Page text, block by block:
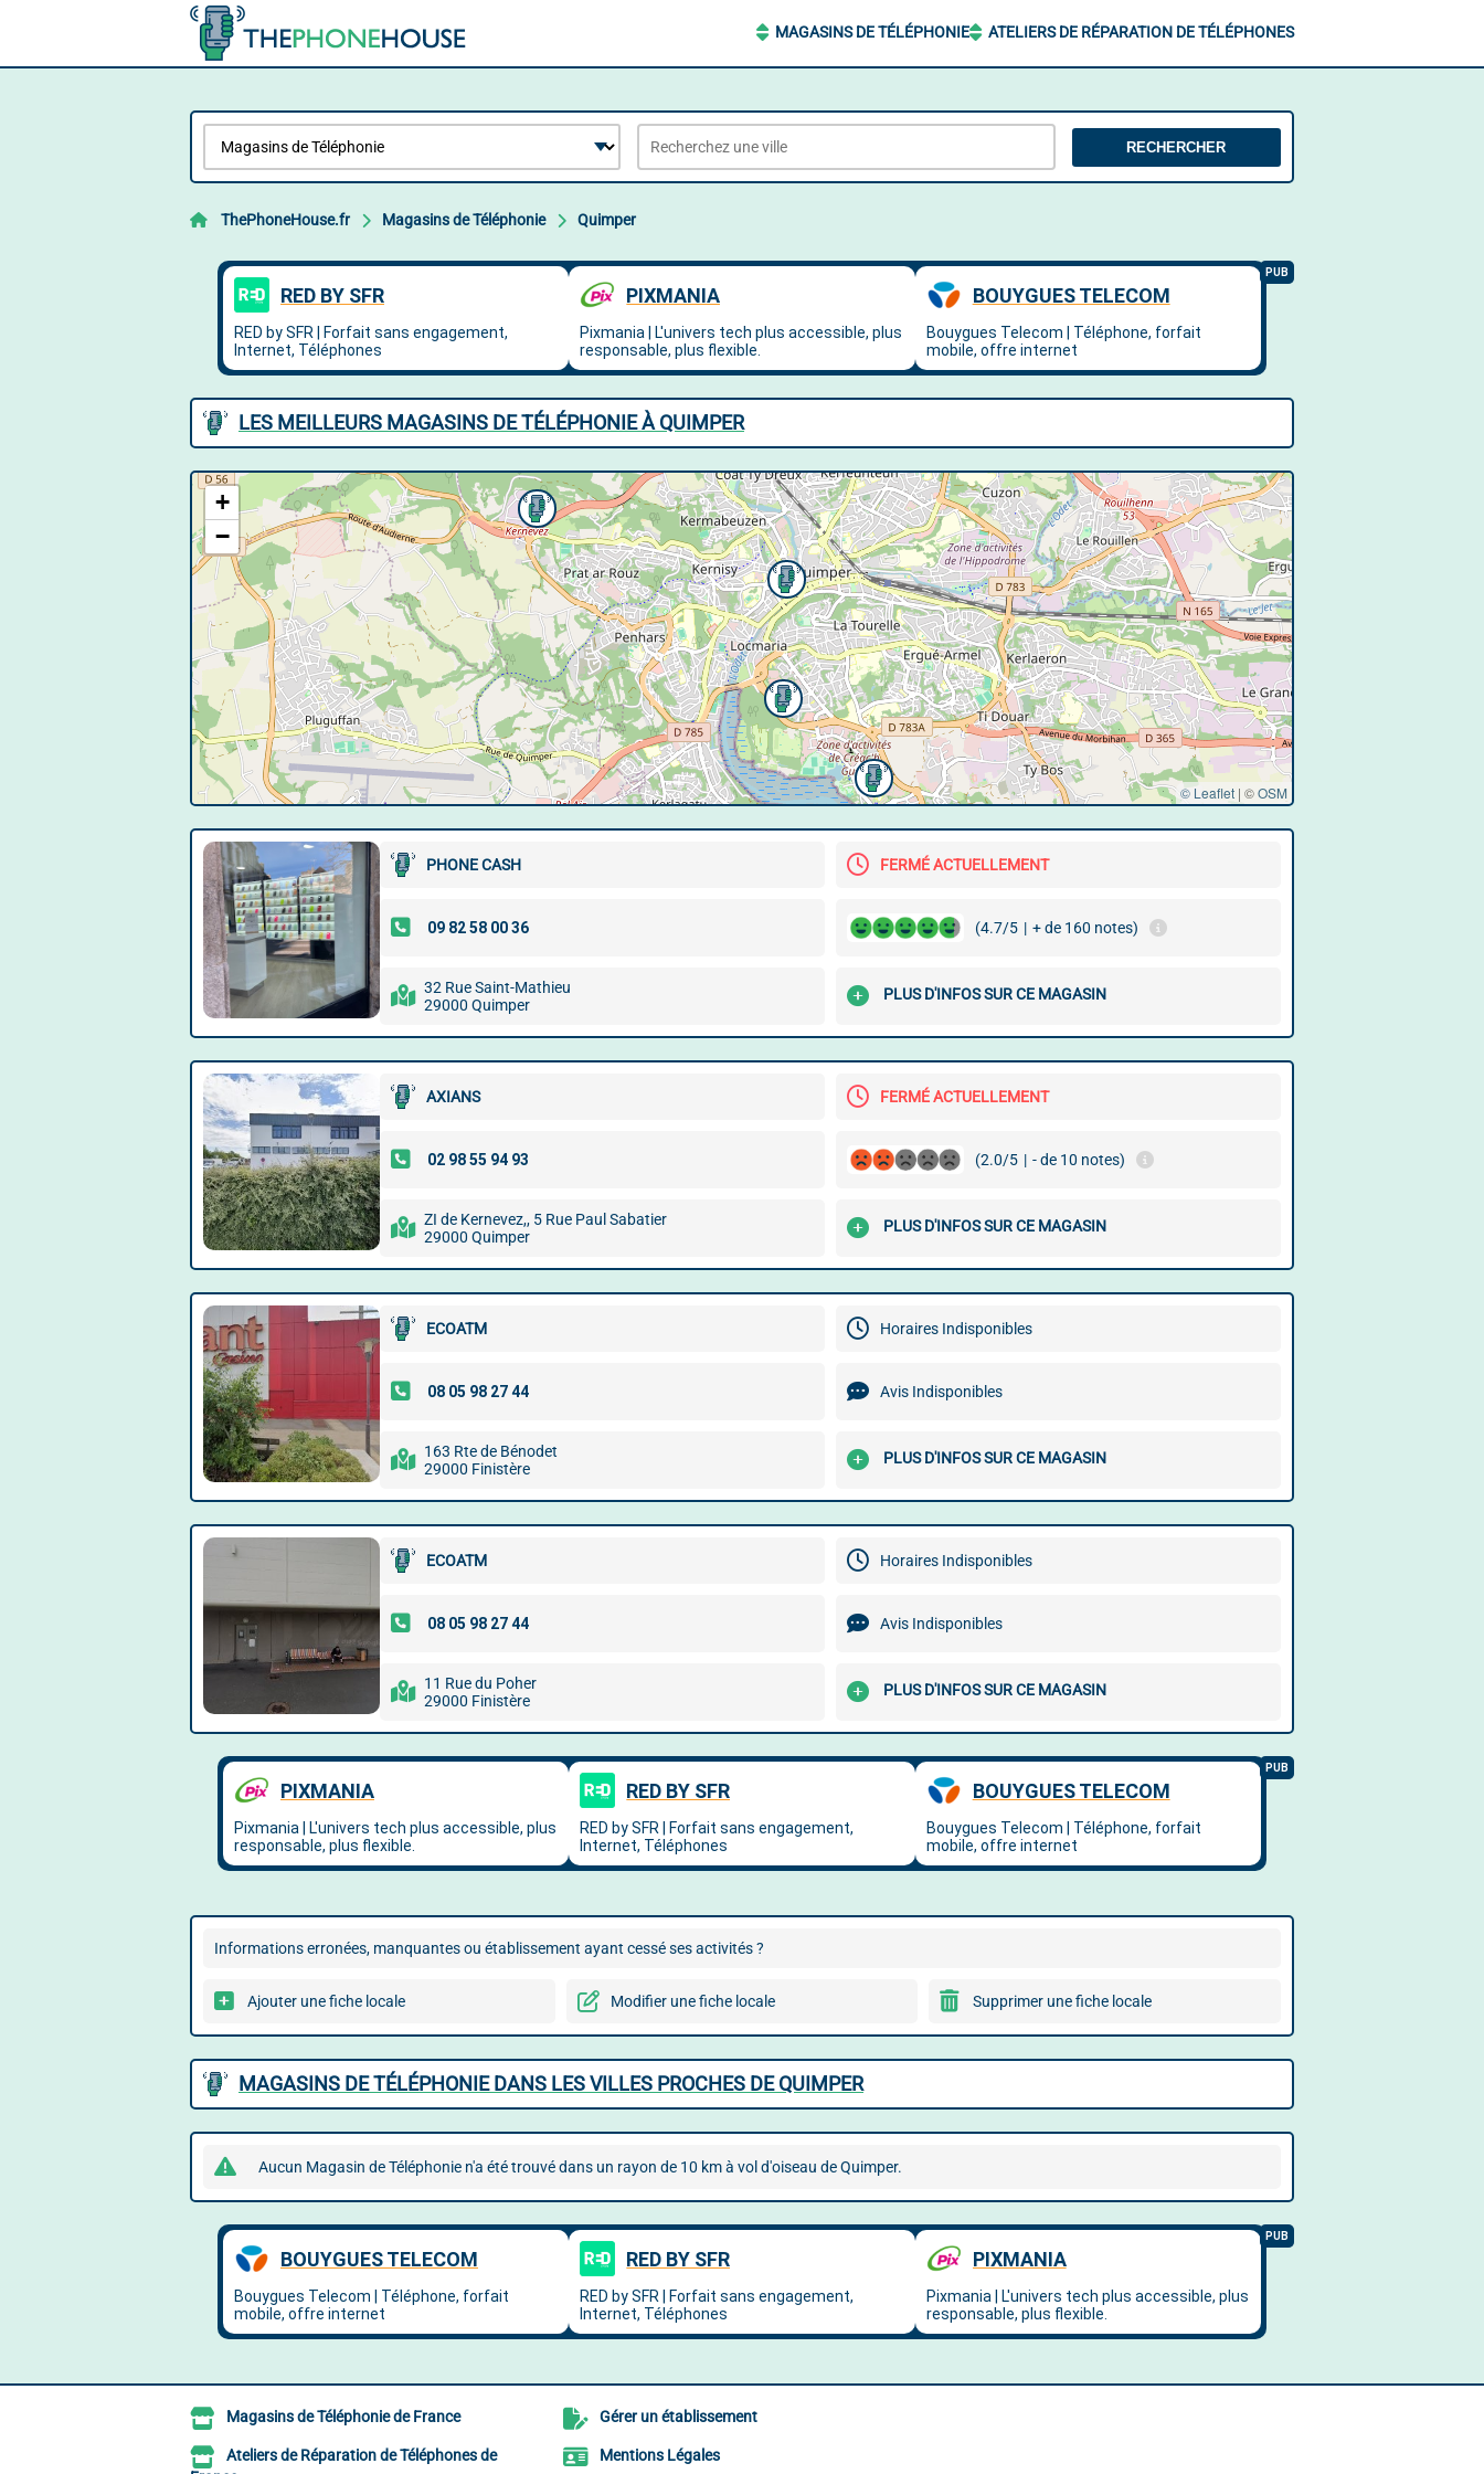
MAGASINS DE TÉLÉPHONIE ATELIERS DE RÉPARATION DE TÉLÉPHONES
RECHERCHER
ThePhoneHouse.fr Magasins de Téléphonie Quimper
LES MEILLEURS MAGASINS DE TÉLÉPHONIE À QUIMPER
+
−
© Leaflet | ©OSM
PHONE CASH FERMÉ ACTUELLEMENT
(4.7/5 | + de 160 notes)
32 Rue Saint-Mathieu
29000 Quimper
PLUS D'INFOS SUR CE MAGASIN
AXIANS FERMÉ ACTUELLEMENT
(2.0/5 | - de 10 notes)
ZI de Kernevez,, 5 Rue Paul Sabatier
29000 Quimper
PLUS D'INFOS SUR CE MAGASIN
ECOATM Horaires Indisponibles
Avis Indisponibles
163 Rte de Bénodet
29000 Finistère
PLUS D'INFOS SUR CE MAGASIN
ECOATM Horaires Indisponibles
Avis Indisponibles
11 Rue du Poher
29000 Finistère
PLUS D'INFOS SUR CE MAGASIN
Informations erronées, manquantes ou établissement ayant cessé ses activités ?
Ajouter une fiche locale Modifier une fiche locale Supprimer une fiche locale
MAGASINS DE TÉLÉPHONIE DANS LES VILLES PROCHES DE QUIMPER
Aucun Magasin de Téléphonie n'a été trouvé dans un rayon de 10 km à vol d'oiseau de Quimper.
Magasins de Téléphonie de France
Ateliers de Réparation de Téléphones de
Gérer un établissement
Mentions Légales